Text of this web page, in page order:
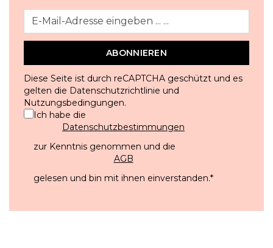
ABONNIEREN
Diese Seite ist durch reCAPTCHA geschützt und es
gelten die Datenschutzrichtlinie und
Nutzungsbedingungen.
Ich habe die
Datenschutzbestimmungen
zur Kenntnis genommen und die
AGB
gelesen und bin mit ihnen einverstanden.*